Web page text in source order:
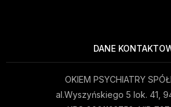
DANE
OKIEM PSYCHIATRY
al.Wyszyńskiego 5 lok. 41,